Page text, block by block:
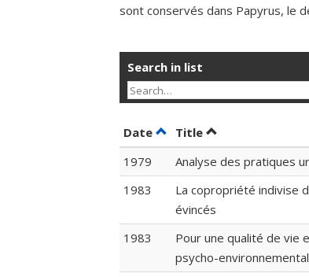
sont conservés dans Papyrus, le
Search in list
Date Sort by date in
Title Sort by title in
1979
Analyse des pratiques
1983
La copropriété indivise
évincés
1983
Pour une qualité de vie
psycho-